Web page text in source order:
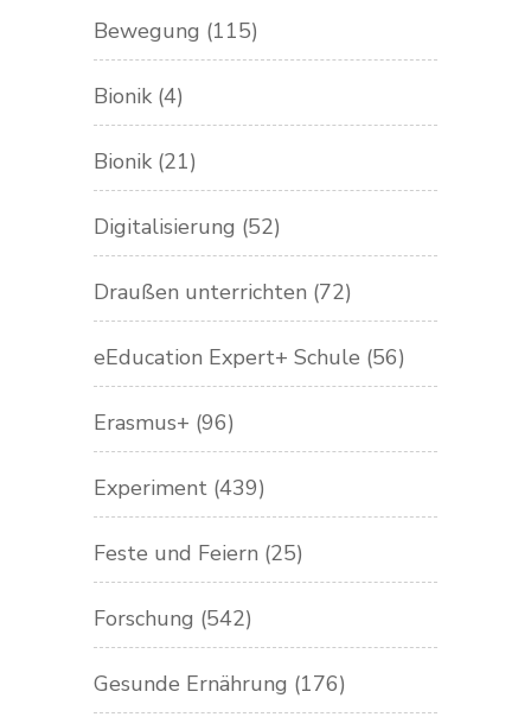
Bewegung (115)
Bionik (4)
Bionik (21)
Digitalisierung (52)
Draußen unterrichten (72)
eEducation Expert+ Schule (56)
Erasmus+ (96)
Experiment (439)
Feste und Feiern (25)
Forschung (542)
Gesunde Ernährung (176)